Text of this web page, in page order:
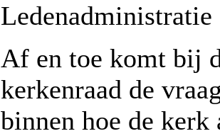
Ledenadministratie
Af en toe komt bij
kerkenraad de
binnen hoe de kerk